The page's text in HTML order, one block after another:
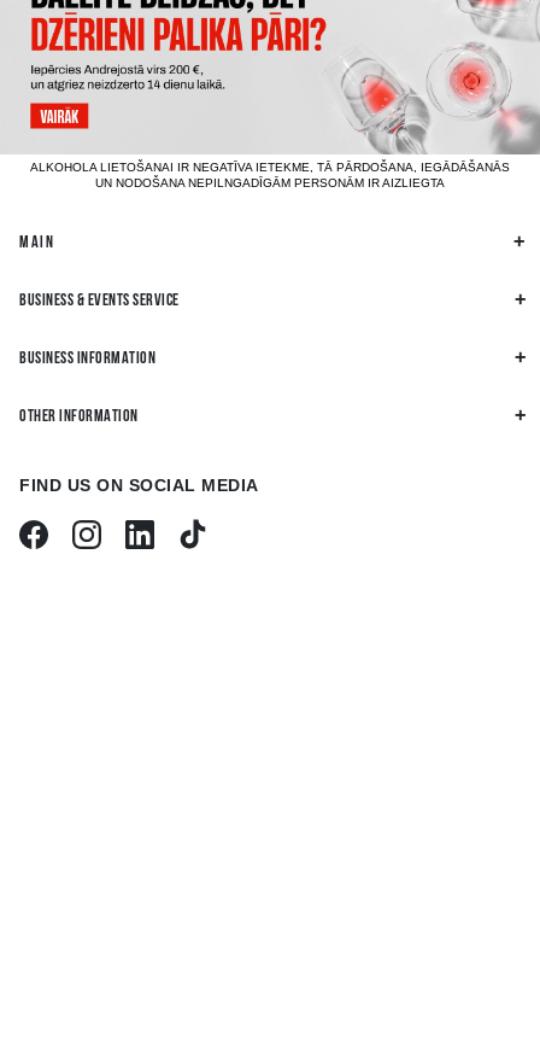
ALKOHOLA LIETOŠANAI IR NEGATĪVA IETEKME, TĀ PĀRDOŠANA, IEGĀDĀŠANĀS
UN NODOŠANA NEPILNGADĪGĀM PERSONĀM IR AIZLIEGTA
MAIN
BUSINESS & EVENTS SERVICE
BUSINESS INFORMATION
OTHER INFORMATION
FIND US ON SOCIAL MEDIA